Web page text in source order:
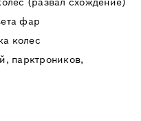
фар
колес
парктроников,